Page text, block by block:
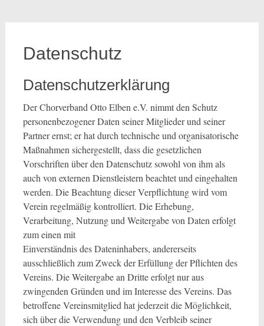
Datenschutz
Datenschutzerklärung
Der Chorverband Otto Elben e.V. nimmt den Schutz
personenbezogener Daten seiner Mitglieder und seiner
Partner ernst; er hat durch technische und organisatorische
Maßnahmen sichergestellt, dass die gesetzlichen
Vorschriften über den Datenschutz sowohl von ihm als
auch von externen Dienstleistern beachtet und eingehalten
werden. Die Beachtung dieser Verpflichtung wird vom
Verein regelmäßig kontrolliert. Die Erhebung,
Verarbeitung, Nutzung und Weitergabe von Daten erfolgt
zum einen mit
Einverständnis des Dateninhabers, andererseits
ausschließlich zum Zweck der Erfüllung der Pflichten des
Vereins. Die Weitergabe an Dritte erfolgt nur aus
zwingenden Gründen und im Interesse des Vereins. Das
betroffene Vereinsmitglied hat jederzeit die Möglichkeit,
sich über die Verwendung und den Verbleib seiner